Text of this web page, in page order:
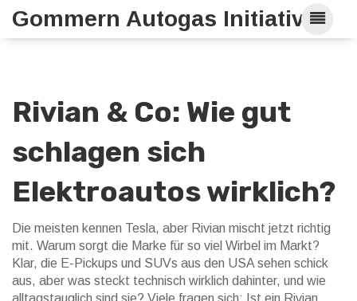
Gommern Autogas Initiative
Rivian & Co: Wie gut
schlagen sich
Elektroautos wirklich?
Die meisten kennen Tesla, aber Rivian mischt jetzt richtig
mit. Warum sorgt die Marke für so viel Wirbel im Markt?
Klar, die E-Pickups und SUVs aus den USA sehen schick
aus, aber was steckt technisch wirklich dahinter, und wie
alltagstauglich sind sie? Viele fragen sich: Ist ein Rivian